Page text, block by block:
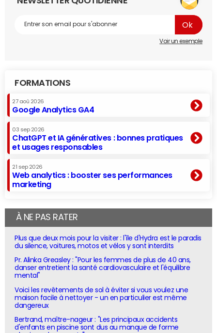
Voir un exemple
FORMATIONS
27 aoû 2026
Google Analytics GA4
03 sep 2026
ChatGPT et IA génératives : bonnes pratiques
et usages responsables
21 sep 2026
Web analytics : booster ses performances
marketing
À NE PAS RATER
Plus que deux mois pour la visiter : l'île d'Hydra est le paradis
du silence, voitures, motos et vélos y sont interdits
Pr. Alinka Greasley : "Pour les femmes de plus de 40 ans,
danser entretient la santé cardiovasculaire et l'équilibre
mental"
Voici les revêtements de sol à éviter si vous voulez une
maison facile à nettoyer - un en particulier est même
dangereux
Bertrand, maître-nageur : "Les principaux accidents
d'enfants en piscine sont dus au manque de forme